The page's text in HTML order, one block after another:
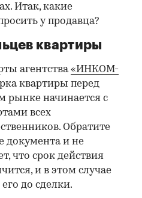
Итак, какие
у продавца?
квартиры
агентства«ИНКОМ-
квартиры перед
рынке начинается с
всех
Обратите
документа и не
что срок действия
и в этом случае
до сделки.